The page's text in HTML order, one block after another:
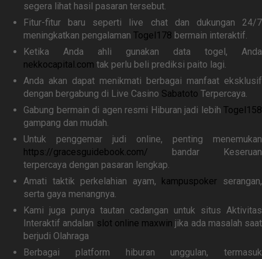
segera lihat hasil pasaran tersebut.
Fitur-fitur baru seperti live chat dan dukungan 24/7
meningkatkan pengalaman Togel178 bermain interaktif.
Ketika Anda ahli gunakan data togel, Anda
nekkocapital.com tak perlu beli prediksi paito lagi.
Anda akan dapat menikmati berbagai manfaat eksklusif
dengan bergabung di Live Casino Sabatoto Terpercaya.
Gabung bermain di agen resmi Hiburan jadi lebih Togel158
gampang dan mudah.
Untuk penggemar judi online, penting menemukan
https://gracesguidebook.com/ bandar Keseruan
terpercaya dengan pasaran lengkap.
Amati taktik perkelahian ayam, kampuspoker serangan,
serta gaya menangnya.
Kami juga punya tautan cadangan untuk situs Aktivitas
Interaktif andalan slot online maxwin jika ada masalah saat
berjudi Olahraga
Berbagai platform hiburan unggulan, termasuk